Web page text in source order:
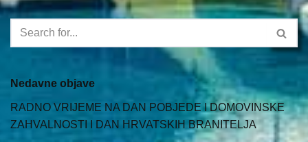
Nedavne objave
RADNO VRIJEME NA DAN POBJEDE I DOMOVINSKE
ZAHVALNOSTI I DAN HRVATSKIH BRANITELJA